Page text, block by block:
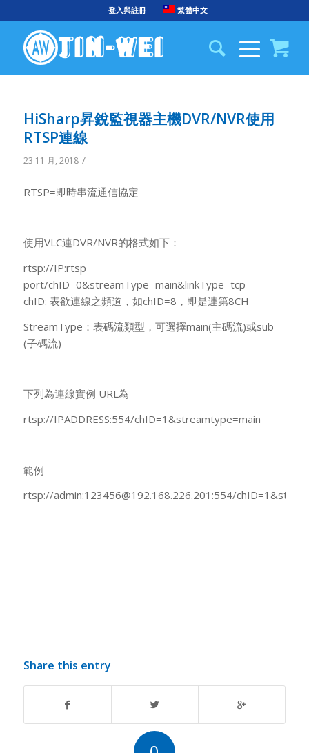
登入與註冊 繁體中文
HiSharp昇銳監視器主機DVR/NVR使用
RTSP連線
23 11 月, 2018 /
RTSP=即時串流通信協定
使用VLC連DVR/NVR的格式如下：
rtsp://IP:rtsp
port/chID=0&streamType=main&linkType=tcp
chID: 表欲連線之頻道，如chID=8，即是連第8CH
StreamType：表碼流類型，可選擇main(主碼流)或sub
(子碼流)
下列為連線實例 URL為
rtsp://IPADDRESS:554/chID=1&streamtype=main
範例
rtsp://admin:123456@192.168.226.201:554/
Share this entry